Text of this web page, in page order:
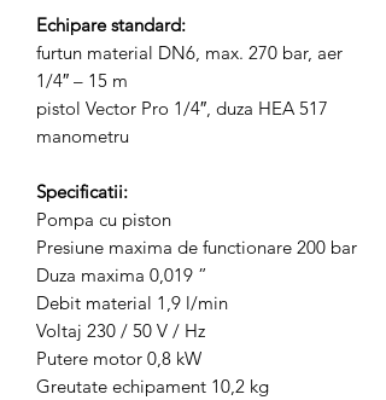
Echipare standard:
furtun material DN6, max. 270 bar, aer
1/4″ – 15 m
pistol Vector Pro 1/4″, duza HEA 517
manometru
Specificatii:
Pompa cu piston
Presiune maxima de functionare 200 bar
Duza maxima 0,019 ”
Debit material 1,9 l/min
Voltaj 230 / 50 V / Hz
Putere motor 0,8 kW
Greutate echipament 10,2 kg